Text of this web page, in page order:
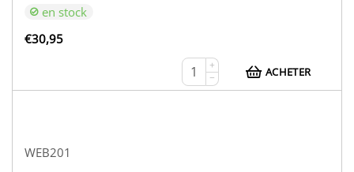
en stock
€30,95
+
−
ACHETER
WEB201